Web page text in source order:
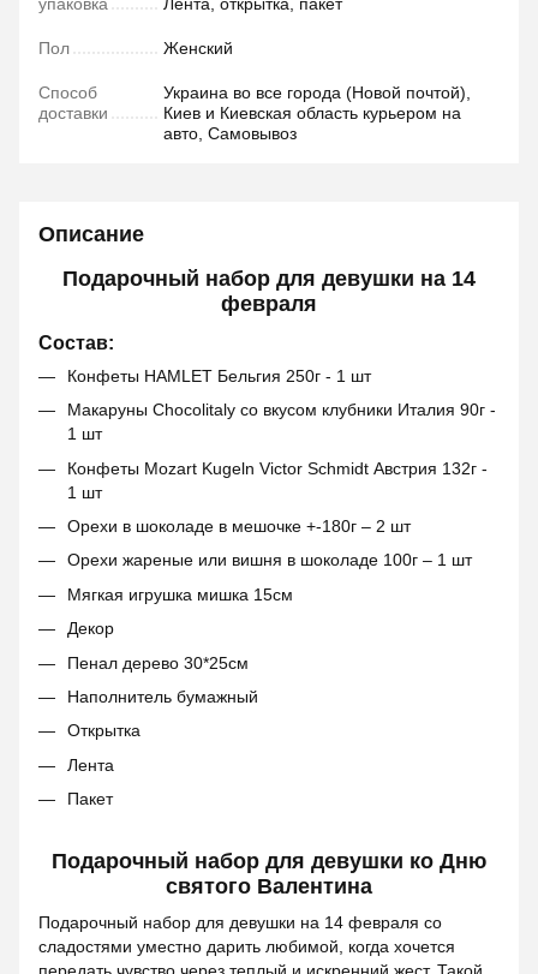
Пол Женский
Способ
доставки
Украина во все города (Новой почтой),
Киев и Киевская область курьером на
авто, Самовывоз
Описание
Подарочный набор для девушки на 14
февраля
Состав:
Конфеты HAMLET Бельгия 250г - 1 шт
Макаруны Chocolitaly со вкусом клубники Италия 90г -
1 шт
Конфеты Mozart Kugeln Victor Schmidt Австрия 132г -
1 шт
Орехи в шоколаде в мешочке +-180г – 2 шт
Орехи жареные или вишня в шоколаде 100г – 1 шт
Мягкая игрушка мишка 15см
Декор
Пенал дерево 30*25см
Наполнитель бумажный
Открытка
Лента
Пакет
Подарочный набор для девушки ко Дню
святого Валентина
Подарочный набор для девушки на 14 февраля со
сладостями уместно дарить любимой, когда хочется
передать чувство через теплый и искренний жест. Такой